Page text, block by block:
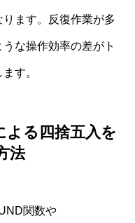
ます。反復作業が多
な操作効率の差がト
す。
よる四捨五入を
法
関数や